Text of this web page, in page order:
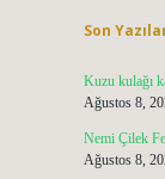
Son
Kuzu kulağı
Ağustos 8,
Nemi Çilek
Ağustos 8,